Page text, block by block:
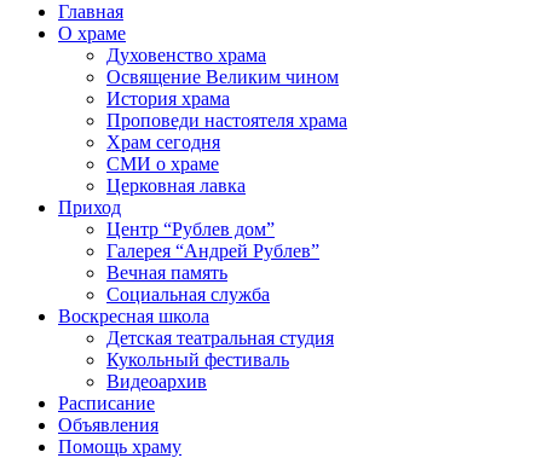
Главная
О храме
Духовенство храма
Освящение Великим чином
История храма
Проповеди настоятеля храма
Храм сегодня
СМИ о храме
Церковная лавка
Приход
Центр “Рублев дом”
Галерея “Андрей Рублев”
Вечная память
Социальная служба
Воскресная школа
Детская театральная студия
Кукольный фестиваль
Видеоархив
Расписание
Объявления
Помощь храму